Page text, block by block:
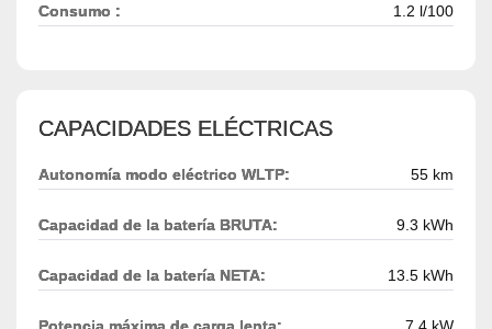
Consumo : 1.2 l/100
CAPACIDADES ELÉCTRICAS
Autonomía modo eléctrico WLTP: 55 km
Capacidad de la batería BRUTA: 9.3 kWh
Capacidad de la batería NETA: 13.5 kWh
Potencia máxima de carga lenta: 7.4 kW